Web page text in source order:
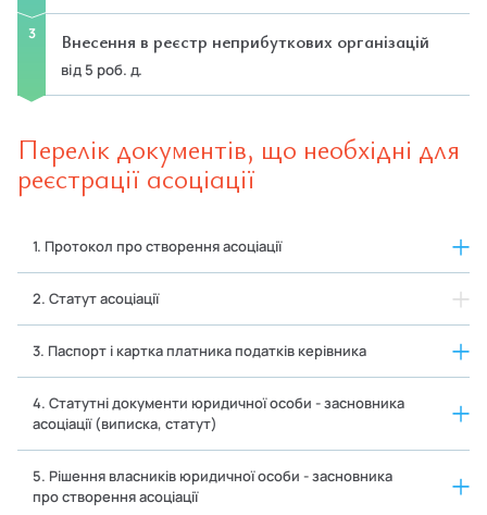
Внесення в реєстр неприбуткових організацій
від 5 роб. д.
Перелік документів, що необхідні для
реєстрації асоціації
1. Протокол про створення асоціації
2. Статут асоціації
3. Паспорт і картка платника податків керівника
4. Статутні документи юридичної особи - засновника
асоціації (виписка, статут)
5. Рішення власників юридичної особи - засновника
про створення асоціації